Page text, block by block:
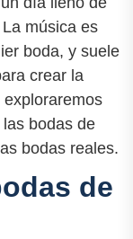
música es
boda, y suele
crear la
bodas de
bodas reales.
de